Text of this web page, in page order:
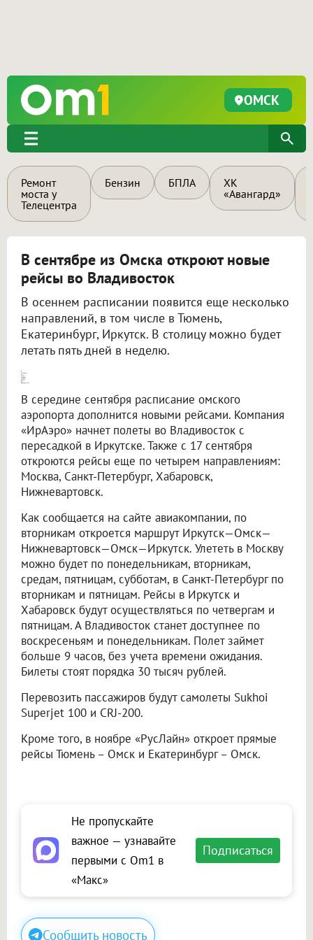
ОМСК
Ремонт
моста у
Телецентра
Бензин БПЛА
ХК
«Авангард»
В сентябре из Омска откроют новые
рейсы во Владивосток
В осеннем расписании появится еще несколько
направлений, в том числе в Тюмень,
Екатеринбург, Иркутск. В столицу можно будет
летать пять дней в неделю.
В середине сентября расписание омского
аэропорта дополнится новыми рейсами. Компания
«ИрАэро» начнет полеты во Владивосток с
пересадкой в Иркутске. Также с 17 сентября
откроются рейсы еще по четырем направлениям:
Москва, Санкт-Петербург, Хабаровск,
Нижневартовск.
Как сообщается на сайте авиакомпании, по
вторникам откроется маршрут Иркутск—Омск—
Нижневартовск—Омск—Иркутск. Улететь в Москву
можно будет по понедельникам, вторникам,
средам, пятницам, субботам, в Санкт-Петербург по
вторникам и пятницам. Рейсы в Иркутск и
Хабаровск будут осуществляться по четвергам и
пятницам. А Владивосток станет доступнее по
воскресеньям и понедельникам. Полет займет
больше 9 часов, без учета времени ожидания.
Билеты стоят порядка 30 тысяч рублей.
Перевозить пассажиров будут самолеты Sukhoi
Superjet 100 и CRJ-200.
Кроме того, в ноябре «РусЛайн» откроет прямые
рейсы Тюмень – Омск и Екатеринбург – Омск.
Не пропускайте
важное — узнавайте
первыми с Om1 в
«Макс»
Подписаться
Сообщить новость